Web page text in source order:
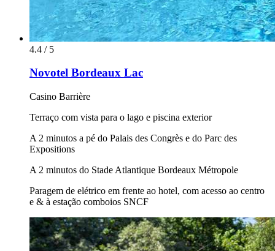
4.4 / 5
Novotel Bordeaux Lac
Casino Barrière
Terraço com vista para o lago e piscina exterior
A 2 minutos a pé do Palais des Congrès e do Parc des
Expositions
A 2 minutos do Stade Atlantique Bordeaux Métropole
Paragem de elétrico em frente ao hotel, com acesso ao centro
e & à estação comboios SNCF